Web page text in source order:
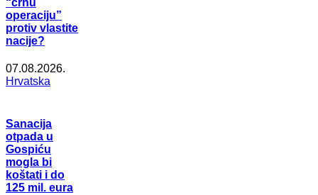
operaciju”
protiv vlastite
nacije?
07.08.2026.
Hrvatska
Sanacija
otpada u
Gospiću
mogla bi
koštati i do
125 mil. eura